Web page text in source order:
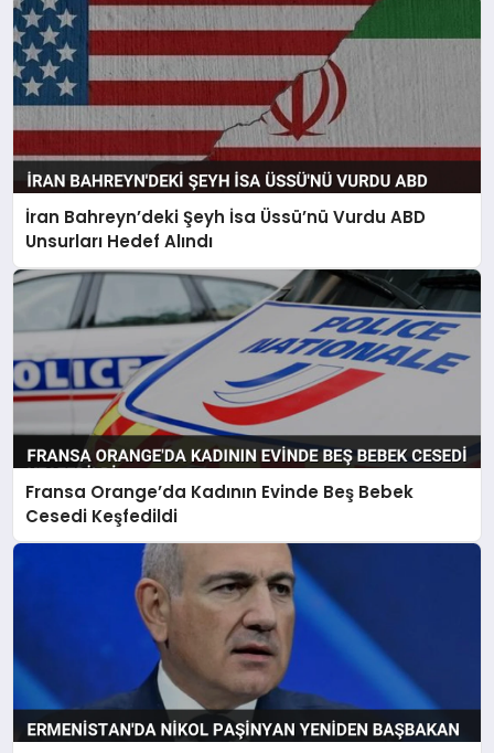
İran Bahreyn’deki Şeyh İsa Üssü’nü Vurdu ABD
Unsurları Hedef Alındı
Fransa Orange’da Kadının Evinde Beş Bebek
Cesedi Keşfedildi